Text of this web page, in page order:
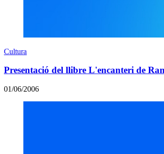
Cultura
Presentació del llibre L'encanteri de
01/06/2006